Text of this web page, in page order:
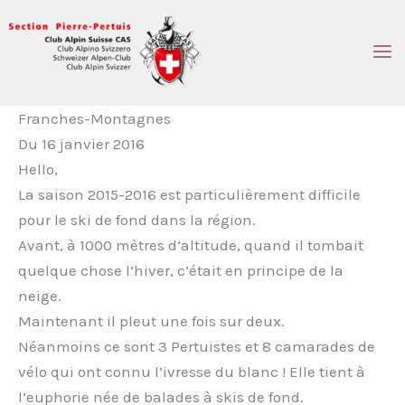
contenu
Franches-Montagnes
Du 16 janvier 2016
Hello,
La saison 2015-2016 est particulièrement difficile
pour le ski de fond dans la région.
Avant, à 1000 mètres d’altitude, quand il tombait
quelque chose l’hiver, c’était en principe de la
neige.
Maintenant il pleut une fois sur deux.
Néanmoins ce sont 3 Pertuistes et 8 camarades de
vélo qui ont connu l’ivresse du blanc ! Elle tient à
l’euphorie née de balades à skis de fond.